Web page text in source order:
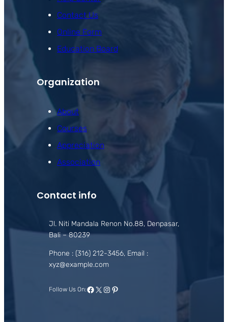
Contact Us
Online Form
Education Board
Organization
About
Courses
Appreciation
Association
Contact info
Jl. Niti Mandala Renon No.88, Denpasar,
Bali – 80239
Phone : (316) 212-3456, Email :
xyz@example.com
Follow Us On:Facebook
X Instagram
Pinterest